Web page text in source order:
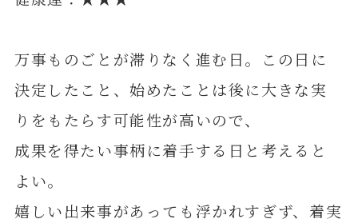
万事ものごとが滞りなく進む日。この日に
決定したこと、始めたことは後に大きな実
りをもたらす可能性が高いので、
成果を得たい事柄に着手する日と考えると
よい。
嬉しい出来事があっても浮かれすぎず、着実